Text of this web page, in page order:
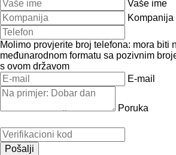
Vaše ime
Kompanija
Molimo provjerite broj telefona: mora biti
međunarodnom formatu sa pozivnim
s ovom državom
E-mail
Poruka